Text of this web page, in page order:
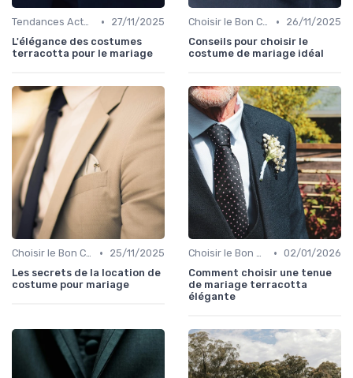
Tendances Actuelles •
27/11/2025
L'élégance des costumes
terracotta pour le mariage
Choisir le Bon Costume •
26/11/2025
Conseils pour choisir le
costume de mariage idéal
Choisir le Bon Costume •
25/11/2025
Les secrets de la location de
costume pour mariage
Choisir le Bon Costume • 02/01/2026
Comment choisir une tenue
de mariage terracotta
élégante